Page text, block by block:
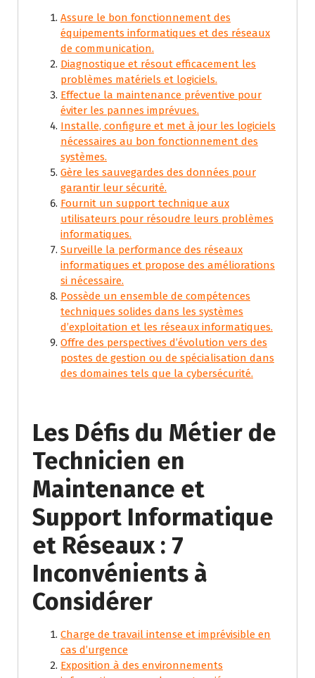
Assure le bon fonctionnement des
équipements informatiques et des réseaux
de communication.
Diagnostique et résout efficacement les
problèmes matériels et logiciels.
Effectue la maintenance préventive pour
éviter les pannes imprévues.
Installe, configure et met à jour les logiciels
nécessaires au bon fonctionnement des
systèmes.
Gère les sauvegardes des données pour
garantir leur sécurité.
Fournit un support technique aux
utilisateurs pour résoudre leurs problèmes
informatiques.
Surveille la performance des réseaux
informatiques et propose des améliorations
si nécessaire.
Possède un ensemble de compétences
techniques solides dans les systèmes
d’exploitation et les réseaux informatiques.
Offre des perspectives d’évolution vers des
postes de gestion ou de spécialisation dans
des domaines tels que la cybersécurité.
Les Défis du Métier de
Technicien en
Maintenance et
Support Informatique
et Réseaux : 7
Inconvénients à
Considérer
Charge de travail intense et imprévisible en
cas d’urgence
Exposition à des environnements